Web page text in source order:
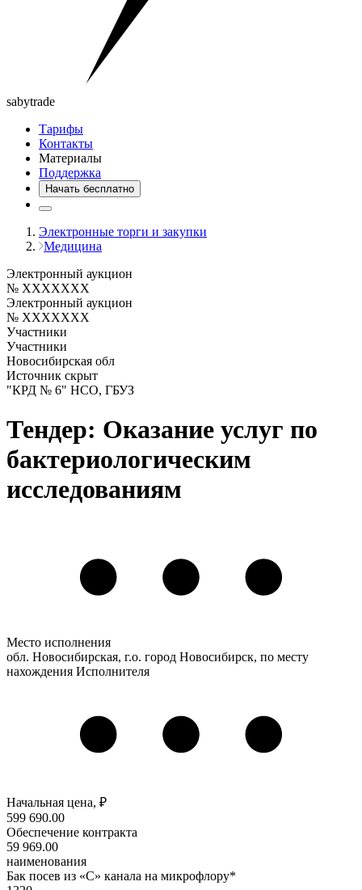
sabytrade
Тарифы
Контакты
Материалы
Поддержка
Начать бесплатно
Электронные торги и закупки
Медицина
Электронный аукцион
№ XXXXXXX
Электронный аукцион
№ XXXXXXX
Участники
Участники
Новосибирская обл
Источник скрыт
"КРД № 6" НСО, ГБУЗ
Тендер: Оказание услуг по
бактериологическим
исследованиям
Место исполнения
обл. Новосибирская, г.о. город Новосибирск, по месту
нахождения Исполнителя
Начальная цена, ₽
599 690.00
Обеспечение контракта
59 969.00
наименования
Бак посев из «С» канала на микрофлору*